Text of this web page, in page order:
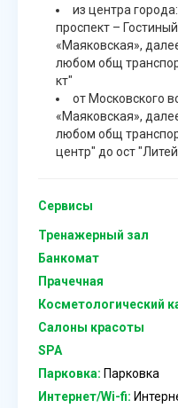
из центра
проспект –
«Маяковская»,
любом общ
кт"
от Московского
«Маяковская»,
любом общ
центр" до ост
Сервисы
Тренажерный зал
Банкомат
Прачечная
Косметологический
Салоны красоты
SPA
Парковка: Парковка
Интернет/Wi-fi: